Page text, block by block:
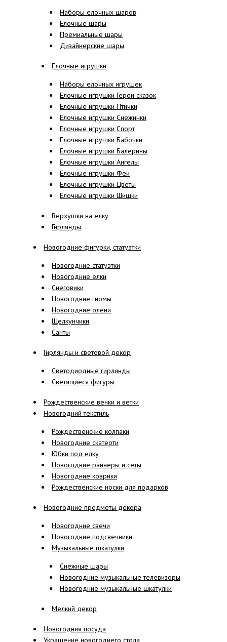
Наборы елочных шаров
Елочные шары
Премиальные шары
Дизайнерские шары
Елочные игрушки
Наборы елочных игрушек
Елочные игрушки Герои сказок
Елочные игрушки Птички
Елочные игрушки Снежинки
Елочные игрушки Спорт
Елочные игрушки Бабочки
Елочные игрушки Балерины
Елочные игрушки Ангелы
Елочные игрушки Феи
Елочные игрушки Цветы
Елочные игрушки Шишки
Верхушки на елку
Гирлянды
Новогодние фигурки, статуэтки
Новогодние статуэтки
Новогодние елки
Снеговики
Новогодние гномы
Новогодние олени
Щелкунчики
Санты
Гирлянды и световой декор
Светодиодные гирлянды
Светящиеся фигуры
Рождественские венки и ветки
Новогодний текстиль
Рождественские колпаки
Новогодние скатерти
Юбки под елку
Новогодние раннеры и сеты
Новогодние коврики
Рождественские носки для подарков
Новогодние предметы декора
Новогодние свечи
Новогодние подсвечники
Музыкальные шкатулки
Снежные шары
Новогодние музыкальные телевизоры
Новогодние музыкальные шкатулки
Мелкий декор
Новогодняя посуда
Украшение новогоднего стола